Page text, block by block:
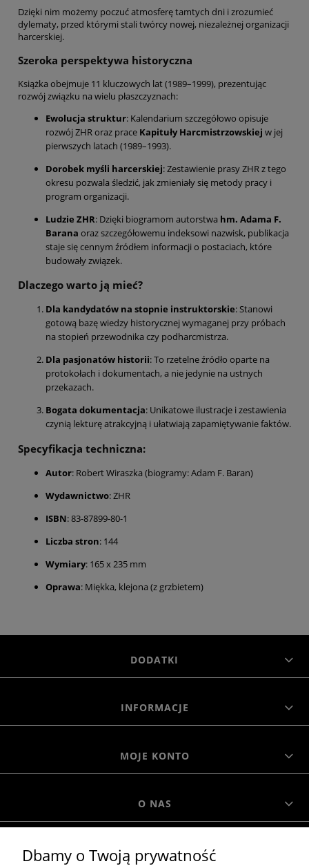
Dzięki nim możemy poczuć atmosferę tamtych dni i zrozumieć
dylematy, przed którymi stali twórcy nowej, niezależnej organizacji
harcerskiej.
Szeroka perspektywa historyczna
Książka obejmuje 11 kluczowych lat (1989–1999), prezentując
rozwój związku na wielu płaszczyznach:
Ewolucja struktur: Kalendarium szczegółowo opisuje
rozwój ZHR oraz prace Kapituły Harcmistrzowskiej w jej
pierwszych latach (1989–1993).
Dorobek myśli harcerskiej: Zestawienie prasy ZHR z tego
okresu pozwala śledzić, jak zmieniały się metody pracy i
program organizacji.
Ludzie ZHR: Dzięki biogramom autorstwa hm. Adama F.
Barana oraz szczegółowemu indeksowi nazwisk, publikacja
staje się cennym źródłem informacji o postaciach, które
budowały związek.
Dlaczego warto ją mieć?
Dla kandydatów na stopnie instruktorskie: Stanowi
gotową bazę wiedzy historycznej wymaganej przy próbach
na stopień przewodnika czy podharcmistrza.
Dla pasjonatów historii: To rzetelne źródło oparte na
protokołach i dokumentach, a nie jedynie na ustnych
przekazach.
Bogata dokumentacja: Unikatowe ilustracje i zestawienia
czynią lekturę atrakcyjną i ułatwiają zapamiętywanie faktów.
Specyfikacja techniczna:
Autor: Robert Wiraszka (biogramy: Adam F. Baran)
Wydawnictwo: ZHR
ISBN: 83-87899-80-1
Liczba stron: 144
Wymiary: 165 x 235 mm
Oprawa: Miękka, klejona (z grzbietem)
DODATKI
INFORMACJE
MOJE KONTO
O NAS
MOROWO
Dbamy o Twoją prywatność